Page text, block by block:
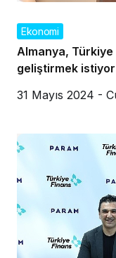
Ekonomi
Almanya,
geliştirmek istiyor
31 Mayıs 2024 -